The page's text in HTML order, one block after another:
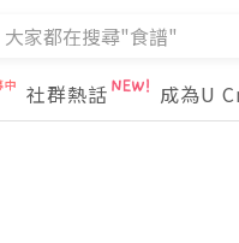
社群熱話 成為U